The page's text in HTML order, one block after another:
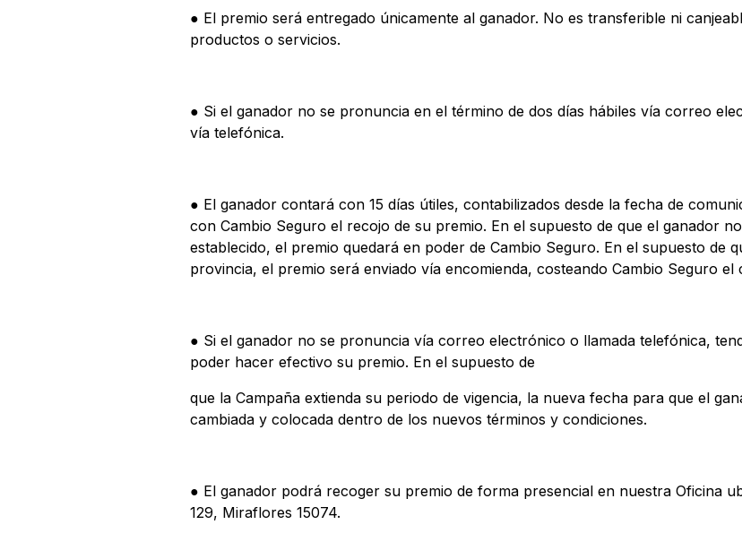
● El premio será entregado únicamente al ganador. No es transferible ni
productos o servicios.
● Si el ganador no se pronuncia en el término de dos días hábiles vía correo
vía telefónica.
● El ganador contará con 15 días útiles, contabilizados desde la fecha de
con Cambio Seguro el recojo de su premio. En el supuesto de que el ganador
establecido, el premio quedará en poder de Cambio Seguro. En el supuesto de
provincia, el premio será enviado vía encomienda, costeando Cambio Seguro el
● Si el ganador no se pronuncia vía correo electrónico o llamada telefónica,
poder hacer efectivo su premio. En el supuesto de
que la Campaña extienda su periodo de vigencia, la nueva fecha para que el
cambiada y colocada dentro de los nuevos términos y condiciones.
● El ganador podrá recoger su premio de forma presencial en nuestra Oficina
129, Miraflores 15074.